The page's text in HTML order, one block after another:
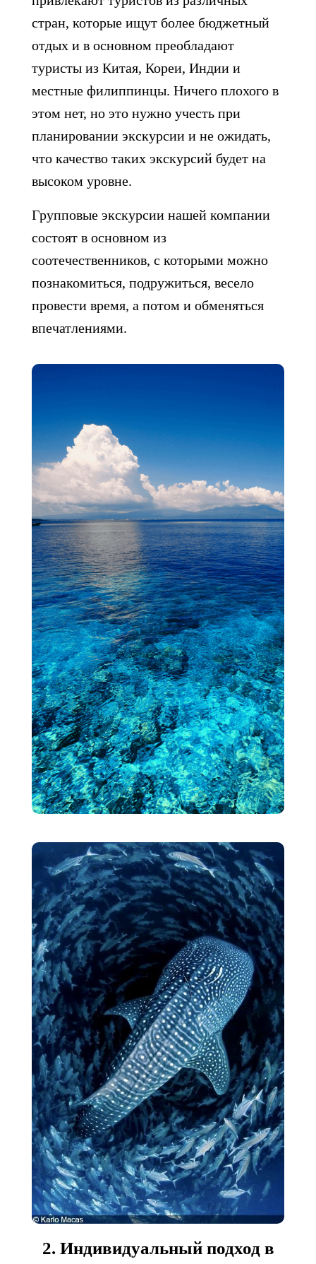
стран, которые ищут более бюджетный
отдых и в основном преобладают
туристы из Китая, Кореи, Индии и
местные филиппинцы. Ничего плохого в
этом нет, но это нужно учесть при
планировании экскурсии и не ожидать,
что качество таких экскурсий будет на
высоком уровне.
Групповые экскурсии нашей компании
состоят в основном из
соотечественников, с которыми можно
познакомиться, подружиться, весело
провести время, а потом и обменяться
впечатлениями.
2. Индивидуальный подход в